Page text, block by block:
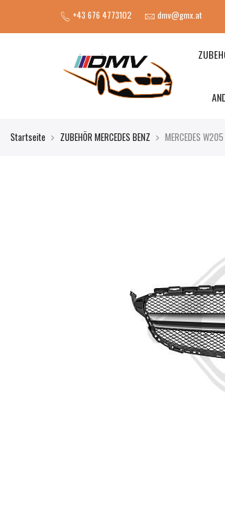
+43 676 4773102 dmv@gmx.at
Startseite ZUBEHÖR MERCEDES BENZ MERCEDES